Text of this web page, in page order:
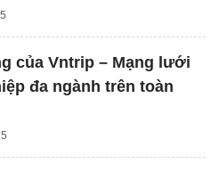
của Vntrip – Mạng lưới
đa ngành trên toàn